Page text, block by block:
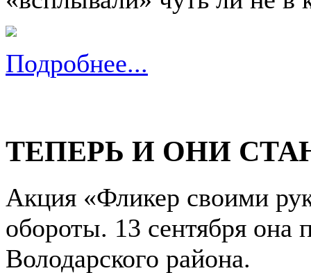
Подробнее...
ТЕПЕРЬ И ОНИ
Акция «Фликер своими
обороты. 13 сентября
Володарского района.